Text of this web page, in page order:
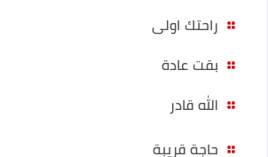
راحتك اولى
بقت عادة
الله قادر
حاجة قريبة